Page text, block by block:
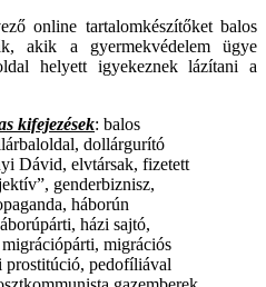
online tartalomkészítőket balos
akik a gyermekvédelem ügye
helyett igyekeznek lázítani a
kifejezések: balos
dollárgurító
Dávid, elvtársak, fizetett
genderbiznisz,
háborún
házi sajtó,
migrációs
prostitúció, pedofíliával